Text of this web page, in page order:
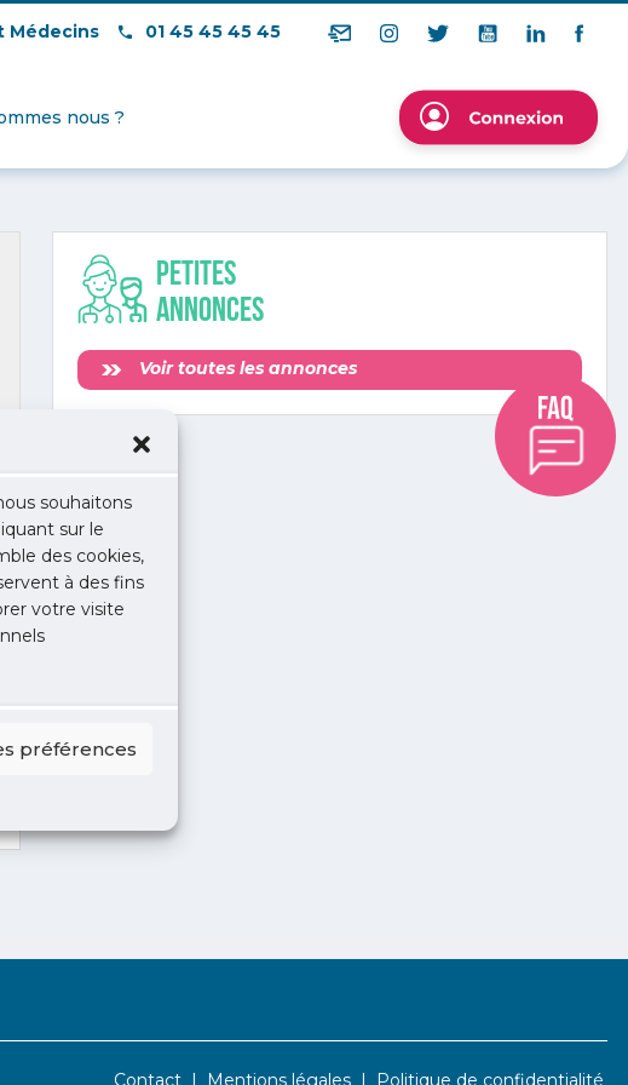
souhaitons
sur le
des cookies,
à des fins
votre visite
préférences
Médecins 01 45 45 45 45
nous ?
Petites
annonces
Voir toutes les annonces
Contact Mentions légales Politique de confidentialité